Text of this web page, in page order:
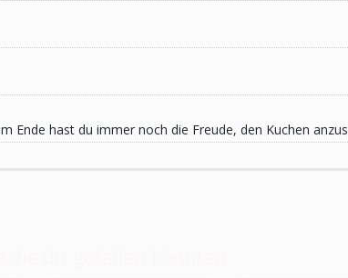
Ende hast du immer noch die Freude, den Kuchen